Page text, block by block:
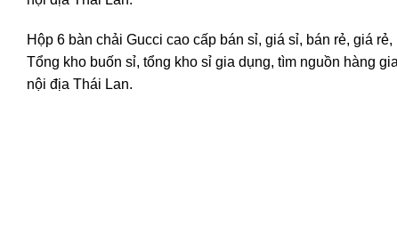
Hộp 6 bàn chải Gucci cao cấp bán sỉ, giá sỉ, bán rẻ, giá
Tổng kho buốn sỉ, tổng kho sỉ gia dụng, tìm nguồn hàng
nội địa Thái Lan.